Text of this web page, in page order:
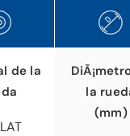
de la
la
(mm)